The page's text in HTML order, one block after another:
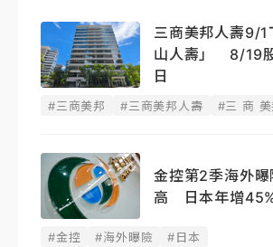
三商美邦人壽9/1
山人壽」 8/19
日
#三商美邦 #三商美邦人壽 #三 商 美
金控第2季海外
高 日本年增
#金控 #海外曝險 #日本